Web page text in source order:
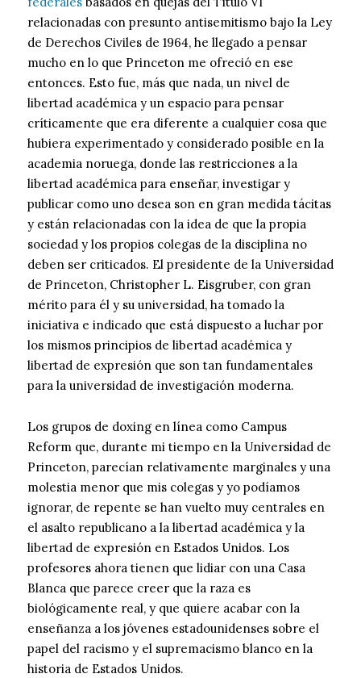
relacionadas con presunto antisemitismo bajo la Ley
de Derechos Civiles de 1964, he llegado a pensar
mucho en lo que Princeton me ofreció en ese
entonces. Esto fue, más que nada, un nivel de
libertad académica y un espacio para pensar
críticamente que era diferente a cualquier cosa que
hubiera experimentado y considerado posible en la
academia noruega, donde las restricciones a la
libertad académica para enseñar, investigar y
publicar como uno desea son en gran medida tácitas
y están relacionadas con la idea de que la propia
sociedad y los propios colegas de la disciplina no
deben ser criticados. El presidente de la Universidad
de Princeton, Christopher L. Eisgruber, con gran
mérito para él y su universidad, ha tomado la
iniciativa e indicado que está dispuesto a luchar por
los mismos principios de libertad académica y
libertad de expresión que son tan fundamentales
para la universidad de investigación moderna.
Los grupos de doxing en línea como Campus
Reform que, durante mi tiempo en la Universidad de
Princeton, parecían relativamente marginales y una
molestia menor que mis colegas y yo podíamos
ignorar, de repente se han vuelto muy centrales en
el asalto republicano a la libertad académica y la
libertad de expresión en Estados Unidos. Los
profesores ahora tienen que lidiar con una Casa
Blanca que parece creer que la raza es
biológicamente real, y que quiere acabar con la
enseñanza a los jóvenes estadounidenses sobre el
papel del racismo y el supremacismo blanco en la
historia de Estados Unidos.